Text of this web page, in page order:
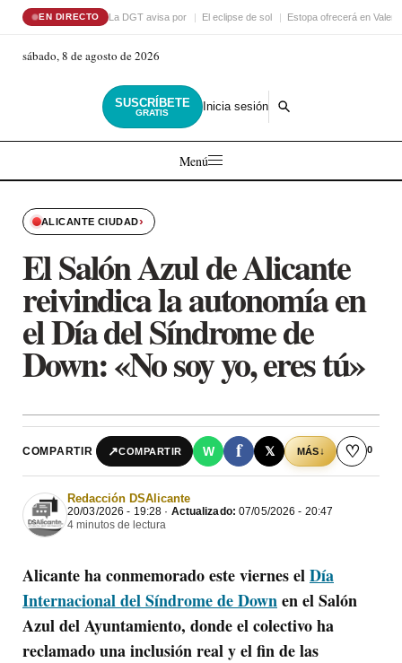
EN DIRECTO La DGT avisa por El eclipse de sol Estopa ofrecerá en
sábado, 8 de agosto de 2026
SUSCRÍBETE
GRATIS Inicia sesión
Menú
ALICANTE CIUDAD›
El Salón Azul de Alicante
reivindica la autonomía en
el Día del Síndrome de
Down: «No soy yo, eres tú»
COMPARTIR ↗COMPARTIR W f 𝕏 MÁS↓ ♡ 0
Redacción DSAlicante
20/03/2026 - 19:28 · Actualizado: 07/05/2026 - 20:47
4 minutos de lectura
Alicante ha conmemorado este viernes elDía
Internacional del Síndrome de Downen el Salón
Azul del Ayuntamiento, donde el colectivo ha
reclamado una inclusión real y el fin de las